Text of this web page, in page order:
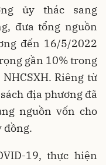
ủy thác sang
đưa tổng nguồn
đến 16/5/2022
gần 10% trong
Riêng từ
địa phương đã
nguồn vốn cho
đồng.
19, thực hiện